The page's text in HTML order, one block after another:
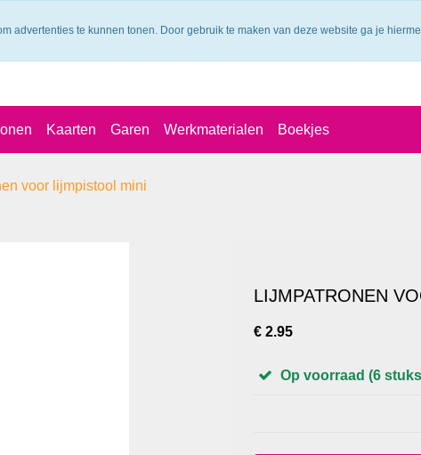
Kaarten Garen Werkmaterialen Boekjes
voor lijmpistool mini
LIJMPATRONEN
€ 2.95
Op voorraad (6
advertenties te kunnen tonen. Door gebruik te maken van deze website ga je